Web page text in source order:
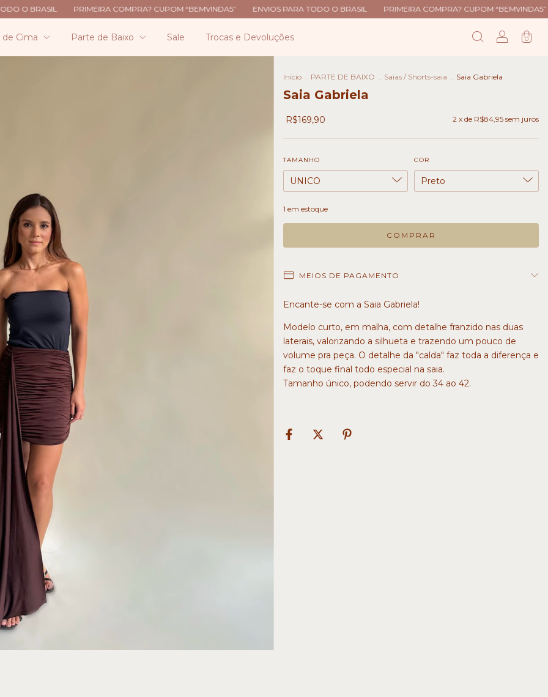
COMPRA? CUPOM “BEMVINDA5” ENVIOS PARA TODO O BRASIL PRIMEIRA COMPRA? CUPOM “BEMVINDA5” ENVIOS PARA
Cima Parte de Baixo Sale Trocas e Devoluções 0
Início PARTE DE BAIXO Saias / Shorts-saia Saia Gabriela
Saia Gabriela
R$169,90 2 x de R$84,95 sem juros
TAMANHO COR
1 em estoque
MEIOS DE PAGAMENTO
Encante-se com a Saia Gabriela!
Modelo curto, em malha, com detalhe franzido nas duas
laterais, valorizando a silhueta e trazendo um pouco de
volume pra peça. O detalhe da "calda" faz toda a diferença e
faz o toque final todo especial na saia.
Tamanho único, podendo servir do 34 ao 42.